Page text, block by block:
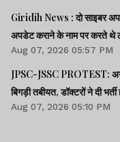
Giridih News : दो साइबर
अपडेट कराने के नाम पर करते थे
Aug 07, 2026 05:57 PM
JPSC-JSSC PROTEST:
बिगड़ी तबीयत, डॉक्टरों ने दी
Aug 07, 2026 05:10 PM